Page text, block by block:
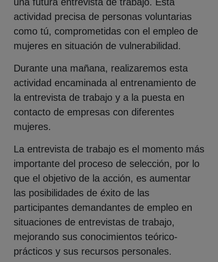
actividad precisa de personas voluntarias
como tú, comprometidas con el empleo de
mujeres en situación de vulnerabilidad.
Durante una mañana, realizaremos esta
actividad encaminada al entrenamiento de
la entrevista de trabajo y a la puesta en
contacto de empresas con diferentes
mujeres.
La entrevista de trabajo es el momento más
importante del proceso de selección, por lo
que el objetivo de la acción, es aumentar
las posibilidades de éxito de las
participantes demandantes de empleo en
situaciones de entrevistas de trabajo,
mejorando sus conocimientos teórico-
prácticos y sus recursos personales.